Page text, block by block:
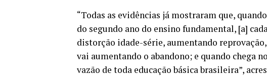
“Todas as evidências já mostraram que,
do segundo ano do ensino fundamental, [a]
distorção idade-série, aumentando
vai aumentando o abandono; e quando chega
vazão de toda educação básica brasileira”,